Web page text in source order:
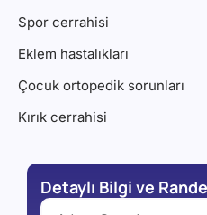
Spor cerrahisi
Eklem hastalıkları
Çocuk ortopedik sorunları
Kırık cerrahisi
Detaylı Bilgi ve